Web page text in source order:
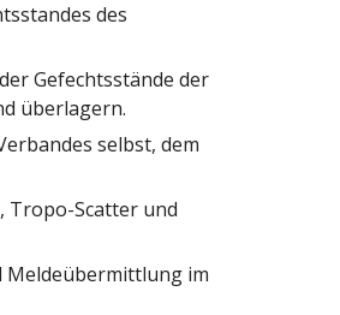
des
Gefechtsstände der
überlagern.
selbst, dem
Tropo-Scatter und
Meldeübermittlung im